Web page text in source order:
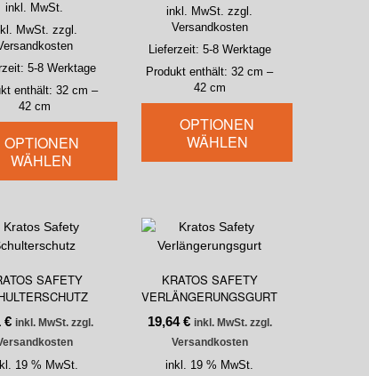
inkl. MwSt.
MwSt. zzgl.
5-8 Werktage
enthält: 32cm –
42 cm
OPTIONEN
WÄHLEN
inkl. MwSt. zzgl.
Versandkosten
Lieferzeit: 5-8 Werktage
Produkt enthält: 32cm –
42 cm
OPTIONEN
WÄHLEN
SAFETY
€ inkl. MwSt. zzgl.
19 % MwSt.
KRATOS SAFETY
VERLÄNGERUNGSGURT
19,64€ inkl. MwSt. zzgl.
Versandkosten
inkl. 19 % MwSt.